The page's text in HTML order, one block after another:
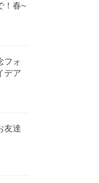
！春~
フォ
デア
友達